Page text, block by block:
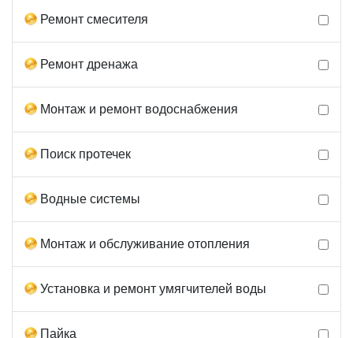
Ремонт смесителя
Ремонт дренажа
Монтаж и ремонт водоснабжения
Поиск протечек
Водные системы
Монтаж и обслуживание отопления
Установка и ремонт умягчителей воды
Пайка